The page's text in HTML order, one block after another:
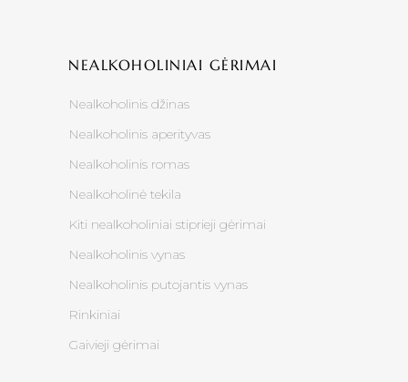
NEALKOHOLINIAI GĖRIMAI
Nealkoholinis džinas
Nealkoholinis aperityvas
Nealkoholinis romas
Nealkoholinė tekila
Kiti nealkoholiniai stiprieji gėrimai
Nealkoholinis vynas
Nealkoholinis putojantis vynas
Rinkiniai
Gaivieji gėrimai